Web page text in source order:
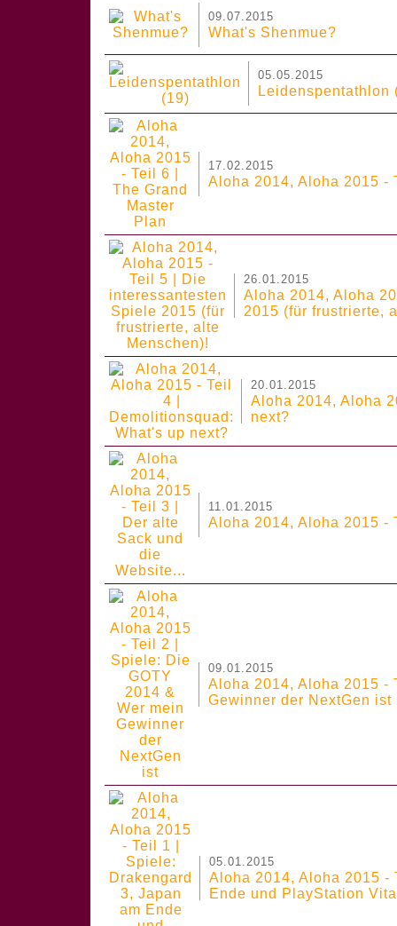
09.07.2015
What's Shenmue?
05.05.2015
Leidenspentathlon
17.02.2015
Aloha 2014, Aloha 2015 -
26.01.2015
Aloha 2014, Aloha
2015 (für frustrierte,
20.01.2015
Aloha 2014, Aloha
next?
11.01.2015
Aloha 2014, Aloha 2015 -
09.01.2015
Aloha 2014, Aloha 2015 -
Gewinner der NextGen ist
05.01.2015
Aloha 2014, Aloha 2015 -
Ende und PlayStation Vita